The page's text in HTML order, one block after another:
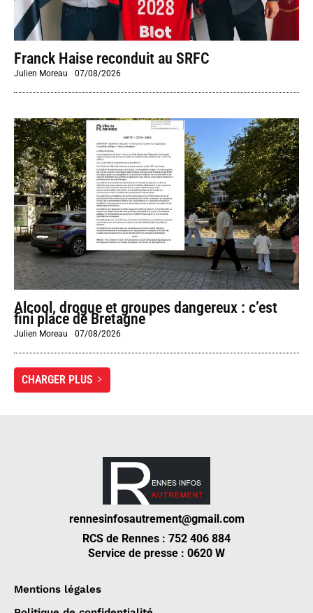
Franck Haise reconduit au SRFC
Julien Moreau -07/08/2026
Alcool, drogue et groupes dangereux : c’est
fini place de Bretagne
Julien Moreau -07/08/2026
CHARGER PLUS
rennesinfosautrement@gmail.com
RCS de Rennes : 752 406 884
Service de presse : 0620 W
Mentions légales